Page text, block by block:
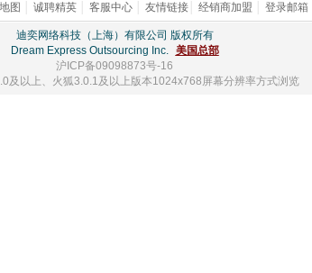
图 诚聘精英│ 客服中心│ 友情链接│ 经销商加盟 登录邮箱
迪奕网络科技（上海）有限公司 版权所有
Dream Express Outsourcing Inc.
美国总部
沪ICP备09098873号-16
及以上、火狐3.0.1及以上版本1024x768屏幕分辨率方式浏览